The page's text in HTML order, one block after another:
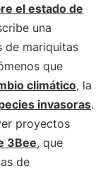
el estado de
una
de mariquitas
que
climático, la
invasoras.
proyectos
3Bee, que
de